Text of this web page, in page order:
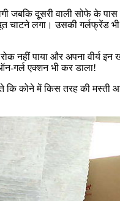
जबकि दूसरी वाली सोफे के
चाटने लगा। उसकी गर्लफ्रेंड भी
नहीं पाया और अपना वीर्य
गर्ल एक्शन भी कर डाला!
कोने में किस तरह की मस्ती